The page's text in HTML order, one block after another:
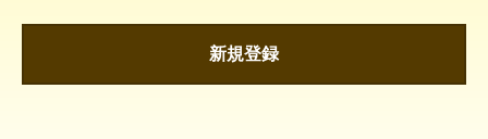
新規登録